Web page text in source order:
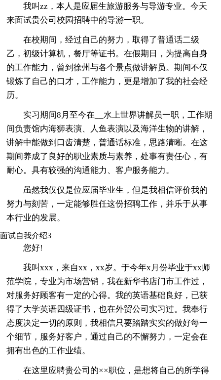
我叫zz，本人是应届生旅游服务与导游专业。今天
来面试贵公司校园招聘中的导游一职。
在校期间，经过自己的努力，取得了普通话二级
乙，初级计算机，餐厅等证书。在假期日，为提高自身
的工作能力，曾到徐州与各个景点做讲解员。期间不仅
锻炼了自己的口才，工作能力，更是增加了我的社会经
历。
实习期间8月至今在__水上世界讲解员一职，工作期
间负责馆内海狮表演、人鱼表演以及海洋生物的讲解，
讲解中能做到口齿清楚，普通话标准，思路清晰。在这
期间养成了良好的职业素质与素养，处事有责任心，有
耐心。具有较强的沟通能力、客户服务能力。
虽然我仅仅是位应届毕业生，但是我相信评价我的
努力与刻苦，一定能够胜任这份招聘工作，并乐于从事
本行业的发展。
面试自我介绍3
您好!
我叫xxx，来自xx，xx岁。于今年x月份毕业于xx师
范学院，专业为市场营销，我在新华书店门市工作过，
对服务好顾客有一定的心得。我的英语基础良好，已获
得了大学英语四级证书，也在外贸公司实习过。我奉行
态度决定一切的原则，我相信只要踏踏实实的做好每一
个细节，服务好客户，通过自己的不懈努力，一定会在
拥有出色的工作业绩。
在这里应聘贵公司的××职位，是想将自己的所学得